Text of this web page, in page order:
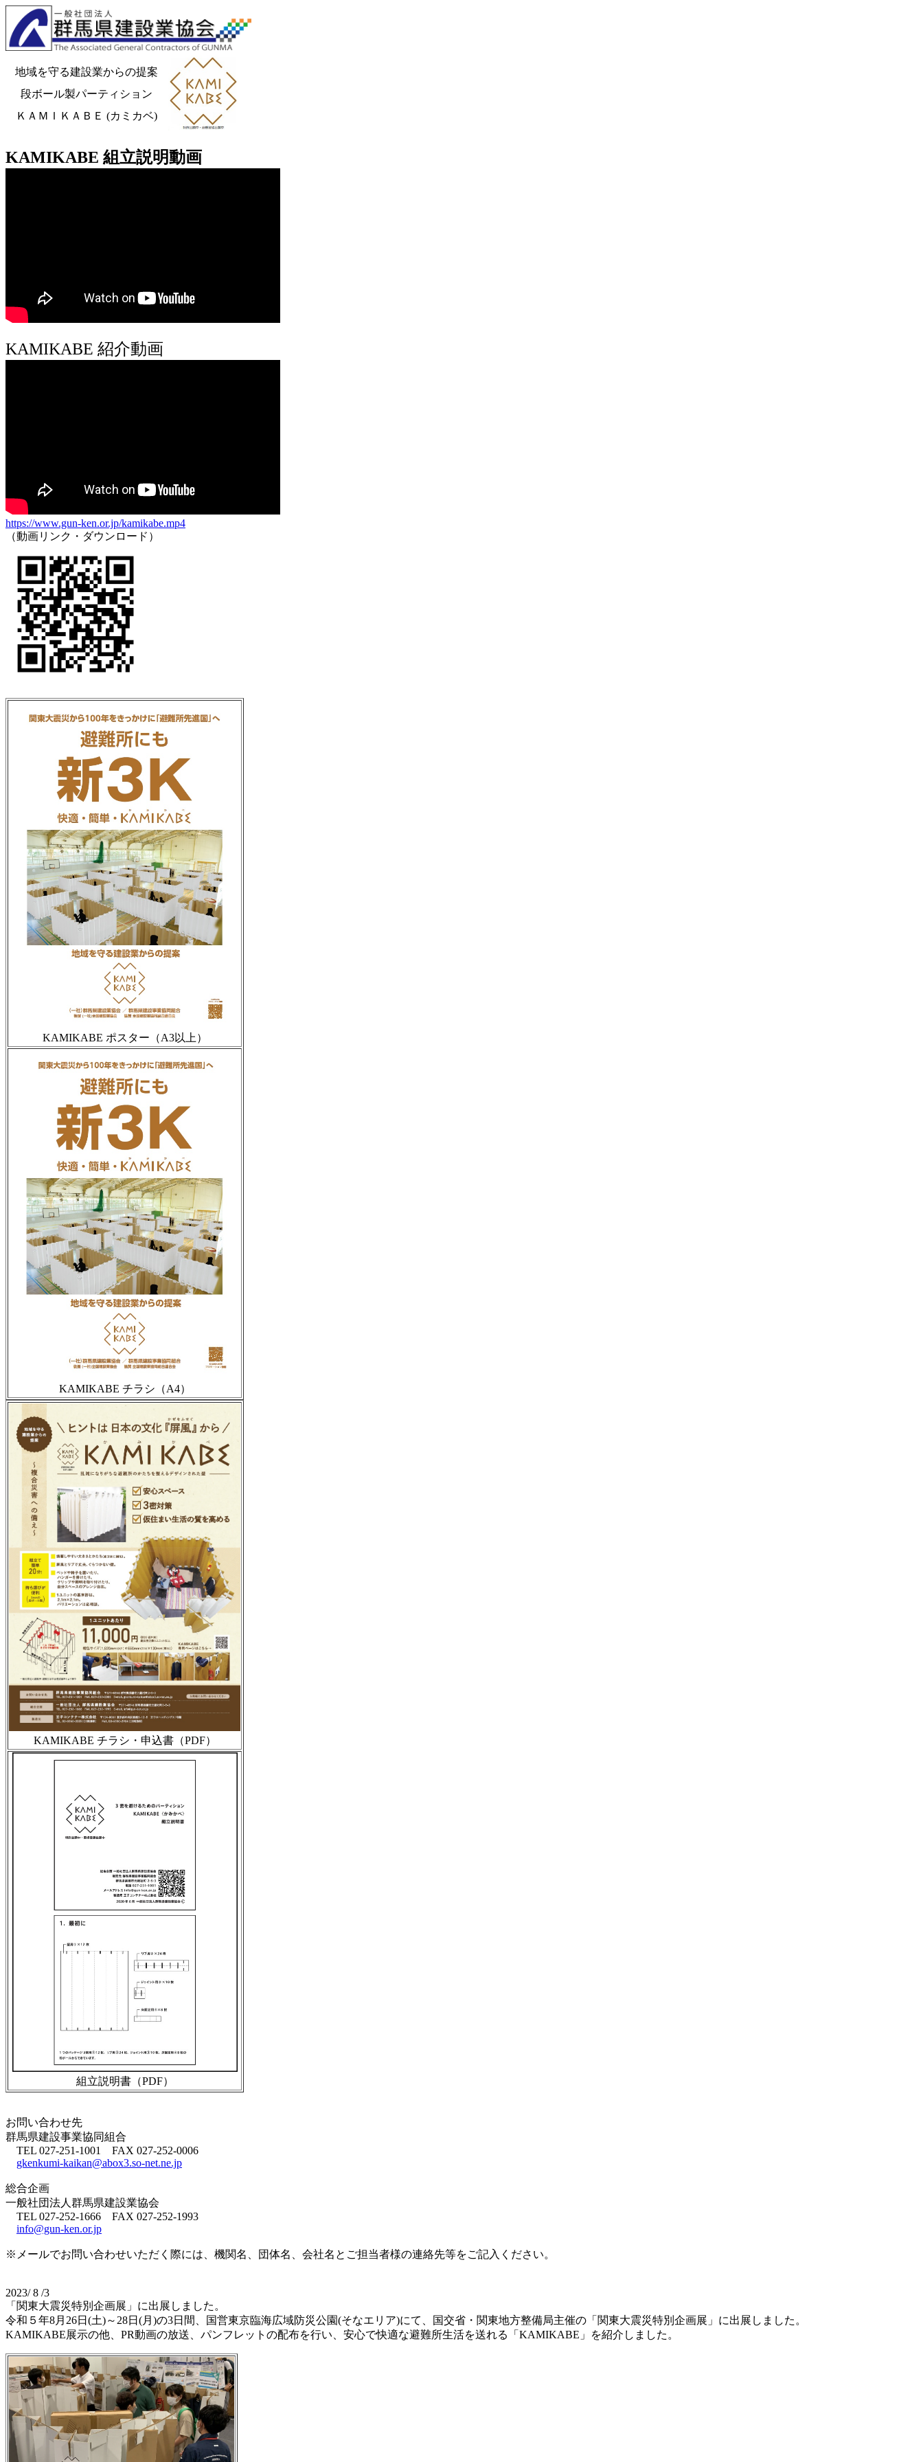
地域を守る建設業からの提案
段ボール製パーティション
ＫＡＭＩＫＡＢＥ (カミカベ)
KAMIKABE 組立説明動画
KAMIKABE 紹介動画
https://www.gun-ken.or.jp/kamikabe.mp4
（動画リンク・ダウンロード）
KAMIKABE ポスター（A3以上）
KAMIKABE チラシ（A4）
KAMIKABE チラシ・申込書（PDF）
組立説明書（PDF）
お問い合わせ先
群馬県建設事業協同組合
TEL 027-251-1001 FAX 027-252-0006
gkenkumi-kaikan@abox3.so-net.ne.jp
総合企画
一般社団法人群馬県建設業協会
TEL 027-252-1666 FAX 027-252-1993
info@gun-ken.or.jp
※メールでお問い合わせいただく際には、機関名、団体名、会社名とご担当者様の連絡先等をご記入ください。
2023/ 8 /3
「関東大震災特別企画展」に出展しました。
令和５年8月26日(土)～28日(月)の3日間、国営東京臨海広域防災公園(そなエリア)にて、国交省・関東地方整備局主催の「関東大震災特別企画展」に出展しました。
KAMIKABE展示の他、PR動画の放送、パンフレットの配布を行い、安心で快適な避難所生活を送れる「KAMIKABE」を紹介しました。